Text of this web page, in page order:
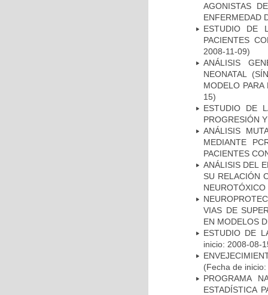
AGONISTAS
ENFERMEDAD
ESTUDIO DE
PACIENTES
2008-11-09)
ANÁLISIS
NEONATAL
MODELO
15)
ESTUDIO DE
PROGRESIÓN
ANÁLISIS
MEDIANTE
PACIENTES
ANÁLISIS DEL
SU RELACIÓN
NEUROTÓXICO
VIAS DE
EN MODELOS
ESTUDIO DE
inicio: 2008-08-
(Fecha de
PROGRAMA
ESTADÍSTICA